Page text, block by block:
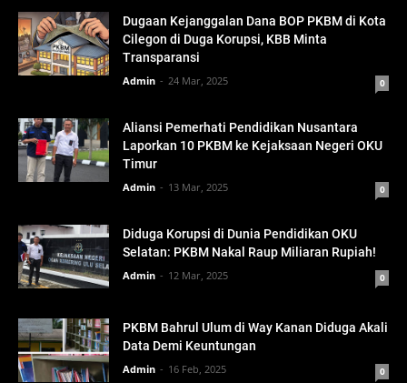
Dugaan Kejanggalan Dana BOP PKBM di Kota
Cilegon di Duga Korupsi, KBB Minta
Transparansi
Admin 24 Mar, 2025 0
Aliansi Pemerhati Pendidikan Nusantara
Laporkan 10 PKBM ke Kejaksaan Negeri OKU
Timur
Admin 13 Mar, 2025 0
Diduga Korupsi di Dunia Pendidikan OKU
Selatan: PKBM Nakal Raup Miliaran Rupiah!
Admin 12 Mar, 2025 0
PKBM Bahrul Ulum di Way Kanan Diduga Akali
Data Demi Keuntungan
Admin 16 Feb, 2025 0